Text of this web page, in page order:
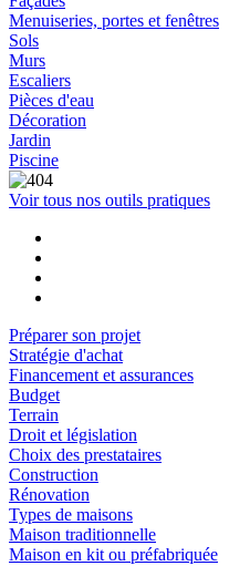
Menuiseries, portes et fenêtres
Sols
Murs
Escaliers
Pièces d'eau
Décoration
Jardin
Piscine
Voir tous nos outils pratiques
Préparer son projet
Stratégie d'achat
Financement et assurances
Budget
Terrain
Droit et législation
Choix des prestataires
Construction
Rénovation
Types de maisons
Maison traditionnelle
Maison en kit ou préfabriquée